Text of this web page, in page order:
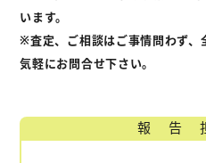
います。
※査定、ご相談はご事情問わず、
気軽にお問合せ下さい。
報告